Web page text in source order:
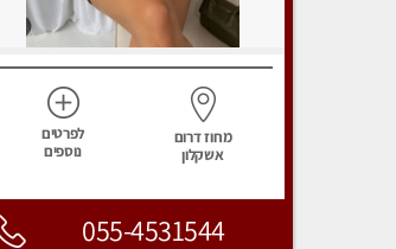
מחוז דרום
אשקלון
לפרטים
נוספים
055-4531544